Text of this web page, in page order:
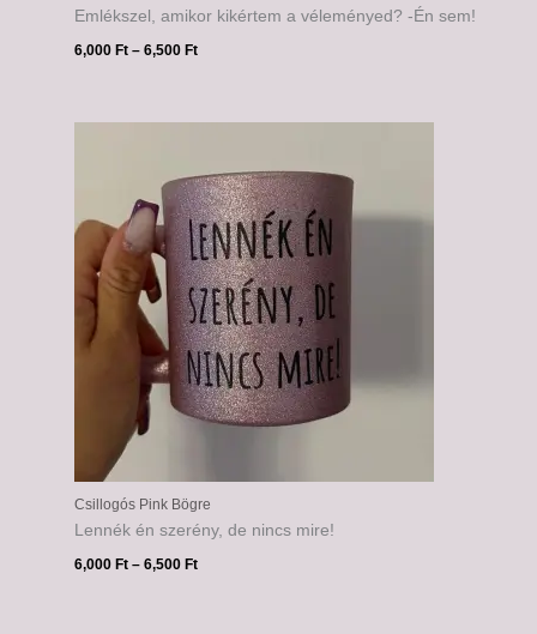
Emlékszel, amikor kikértem a véleményed? -Én sem!
6,000 Ft – 6,500 Ft
Csillogós Pink Bögre
Lennék én szerény, de nincs mire!
6,000Ft – 6,500Ft
6,500 Ft